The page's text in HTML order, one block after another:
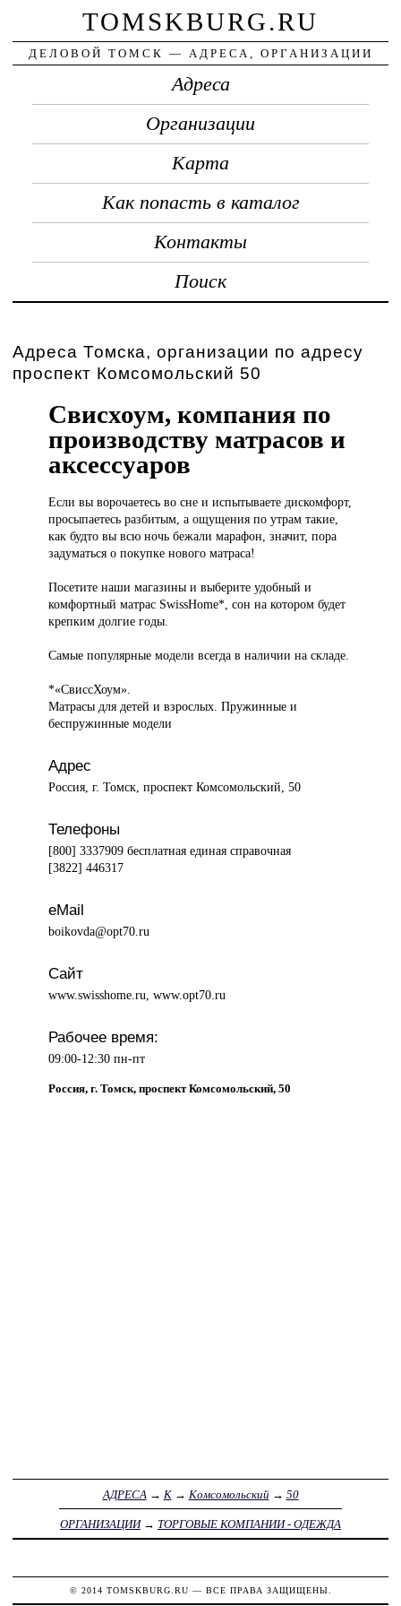
TOMSKBURG.RU
ДЕЛОВОЙ ТОМСК — АДРЕСА, ОРГАНИЗАЦИИ
Адреса
Организации
Карта
Как попасть в каталог
Контакты
Поиск
Адреса Томска, организации по адресу
проспект Комсомольский 50
Свисхоум, компания по
производству матрасов и
аксессуаров
Если выворочаетесь во сне и испытываете дискомфорт,
просыпаетесь разбитым, а ощущения по утрам такие,
как будто вы всю ночь бежали марафон, значит, пора
задуматься о покупке нового матраса!
Посетите наши магазины и выберите удобный и
комфортный матрас SwissHome*, сон на котором будет
крепким долгие годы.
Самые популярные модели всегда в наличии на складе.
*«СвиссХоум».
Матрасы для детей и взрослых. Пружинные и
беспружинные модели
Адрес
Россия, г. Томск, проспект Комсомольский, 50
Телефоны
[800] 3337909 бесплатная единая справочная
[3822] 446317
eMail
boikovda@opt70.ru
Сайт
www.swisshome.ru, www.opt70.ru
Рабочее время:
09:00-12:30 пн-пт
Россия, г. Томск, проспект Комсомольский, 50
АДРЕСА → К→ Комсомольский→ 50
ОРГАНИЗАЦИИ→ ТОРГОВЫЕ КОМПАНИИ - ОДЕЖДА
© 2014 TOMSKBURG.RU — ВСЕ ПРАВА ЗАЩИЩЕНЫ.